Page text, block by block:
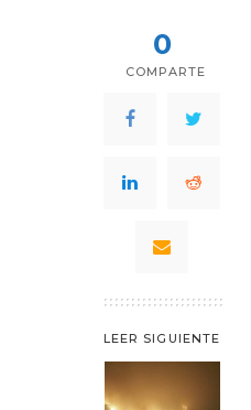
0
COMPARTE
LEER SIGUIENTE